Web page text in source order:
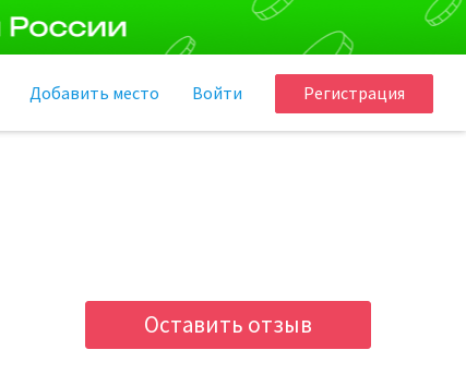
Регистрация
Войти
Добавить место
Оставить отзыв